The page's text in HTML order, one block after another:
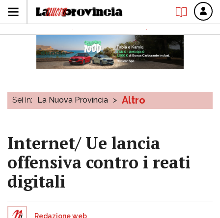
Sei in: La Nuova Provincia > Altro
Internet/ Ue lancia
offensiva contro i reati
digitali
Redazione web